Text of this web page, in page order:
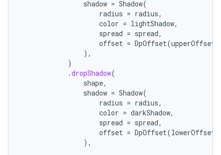
shadow = Shadow(
radius = radius,
color = lightShadow,
spread = spread,
offset = DpOffset(upperOffset
),
)
.dropShadow(
shape,
shadow = Shadow(
radius = radius,
color = darkShadow,
spread = spread,
offset = DpOffset(lowerOffset
),